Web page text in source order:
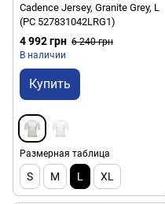
Cadence Jersey, Granite Grey, L
(PC 527831042LRG1)
4 992 грн 6 240 грн
В наличии
Купить
Размерная таблица
S M L XL